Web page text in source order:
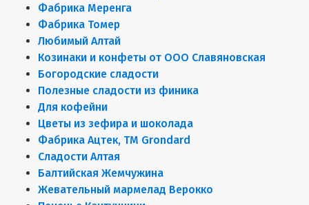
Фабрика Меренга
Фабрика Томер
Любимый Алтай
Козинаки и конфеты от ООО Славяновская
Богородские сладости
Полезные сладости из финика
Для кофейни
Цветы из зефира и шоколада
Фабрика Ацтек, ТМ Grondard
Сладости Алтая
Балтийская Жемчужина
Жевательный мармелад Верокко